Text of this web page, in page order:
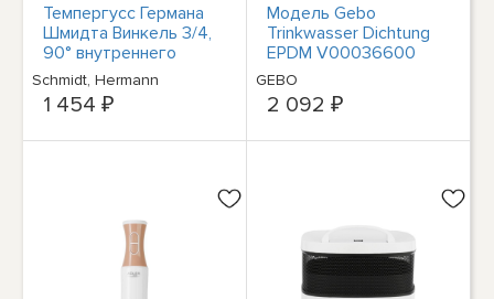
Темпергусс Германа
Шмидта Винкель 3/4,
90° внутреннего
ветра/Австралийского
ветра,
Schmidt, Hermann
1 454 ₽
Модель Gebo
Trinkwasser Dichtung
EPDM V00036600
для контроля
температуры
GEBO
2 092 ₽